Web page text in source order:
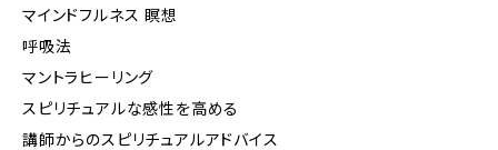
マインドフルネス 瞑想
呼吸法
マントラヒーリング
スピリチュアルな感性を高める
講師からのスピリチュアルアドバイス